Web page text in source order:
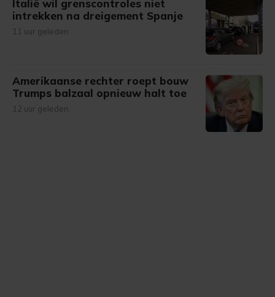
Italië wil grenscontroles niet
intrekken na dreigement Spanje
11 uur geleden
Amerikaanse rechter roept bouw
Trumps balzaal opnieuw halt toe
12 uur geleden